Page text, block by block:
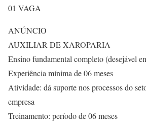
01 VAGA
ANÚNCIO
AUXILIAR DE XAROPARIA
Ensino fundamental completo (desejável
Experiência mínima de 06 meses
Atividade: dá suporte nos processos do
empresa
Treinamento: período de 06 meses